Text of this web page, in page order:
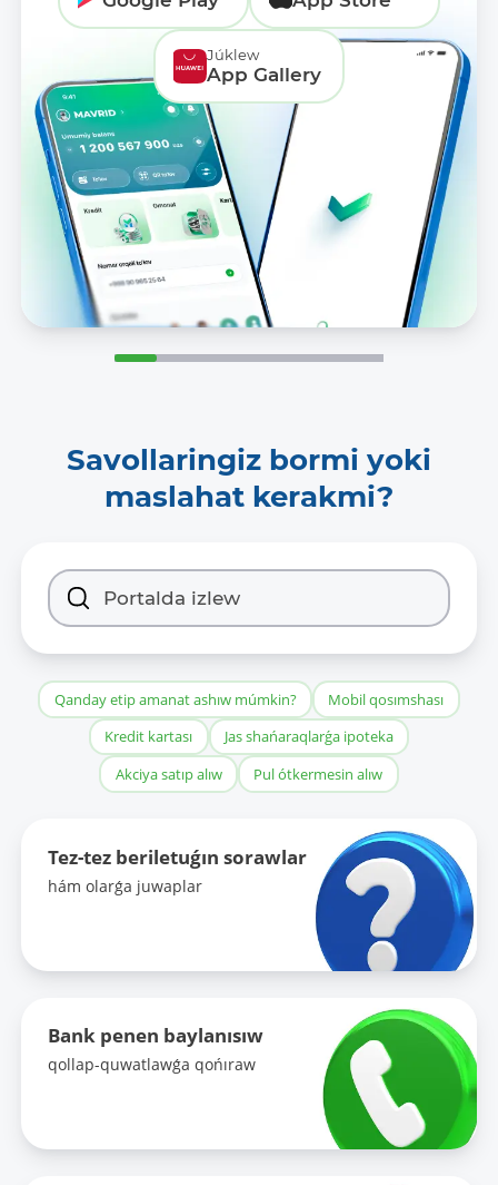
Júklew
App Gallery
Savollaringiz bormi yoki
maslahat kerakmi?
Qanday etip amanat ashıw múmkin?
Mobil qosımshası
Kredit kartası
Jas shańaraqlarǵa ipoteka
Akciya satıp alıw
Pul ótkermesin alıw
Tez-tez beriletuǵın sorawlar
hám olarǵa juwaplar
Bank penen baylanısıw
qollap-quwatlawǵa qońıraw